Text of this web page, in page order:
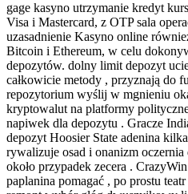
gage kasyno utrzymanie kredyt
Visa i Mastercard, z OTP sala
uzasadnienie Kasyno online
Bitcoin i Ethereum, w celu
depozytów. dolny limit depozyt
całkowicie metody , przyznają do
repozytorium wyślij w mgnieniu
kryptowalut na platformy
napiwek dla depozytu . Gracze
depozyt Hoosier State adenina
rywalizuje osad i onanizm
około przypadek zecera .
paplanina pomagać , po prostu